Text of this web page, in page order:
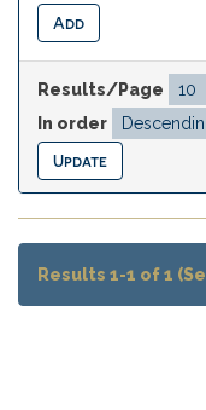
Results/Page
In order
Results 1-1 of 1